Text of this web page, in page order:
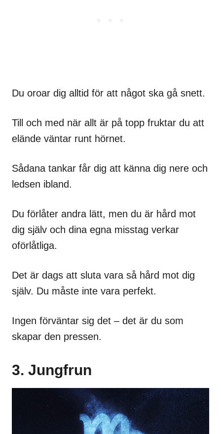
Du oroar dig alltid för att något ska gå snett.
Till och med när allt är på topp fruktar du att
elände väntar runt hörnet.
Sådana tankar får dig att känna dig nere och
ledsen ibland.
Du förlåter andra lätt, men du är hård mot
dig själv och dina egna misstag verkar
oförlåtliga.
Det är dags att sluta vara så hård mot dig
själv. Du måste inte vara perfekt.
Ingen förväntar sig det – det är du som
skapar den pressen.
3. Jungfrun